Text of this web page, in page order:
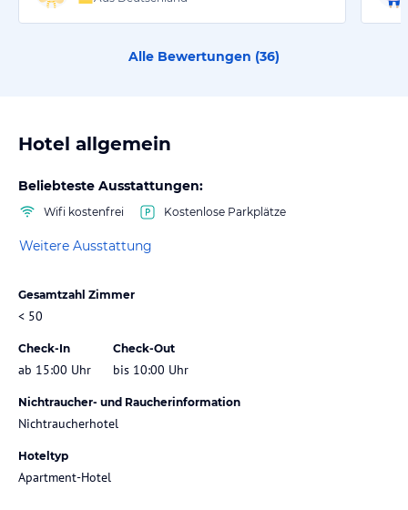
Alle Bewertungen (36)
Hotel allgemein
Beliebteste Ausstattungen:
Wifi kostenfrei Kostenlose Parkplätze
Weitere Ausstattung
Gesamtzahl Zimmer
< 50
Check-In
ab 15:00 Uhr
Check-Out
bis 10:00 Uhr
Nichtraucher- und Raucherinformation
Nichtraucherhotel
Hoteltyp
Apartment-Hotel